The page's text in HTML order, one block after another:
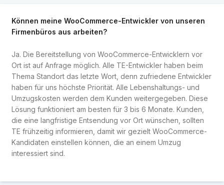
Können meine WooCommerce-Entwickler von unseren
Firmenbüros aus arbeiten?
Ja. Die Bereitstellung von WooCommerce-Entwicklern vor
Ort ist auf Anfrage möglich. Alle TE-Entwickler haben beim
Thema Standort das letzte Wort, denn zufriedene Entwickler
haben für uns höchste Priorität. Alle Lebenshaltungs- und
Umzugskosten werden dem Kunden weitergegeben. Diese
Lösung funktioniert am besten für 3 bis 6 Monate. Kunden,
die eine langfristige Entsendung vor Ort wünschen, sollten
TE frühzeitig informieren, damit wir gezielt WooCommerce-
Kandidaten einstellen können, die an einem Umzug
interessiert sind.